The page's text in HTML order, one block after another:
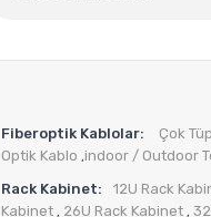
Fiberoptik Kablolar: Çok
Optik Kablo ,indoor / Outdoor
Rack Kabinet:
12U Rack
Kabinet , 26U Rack Kabinet ,